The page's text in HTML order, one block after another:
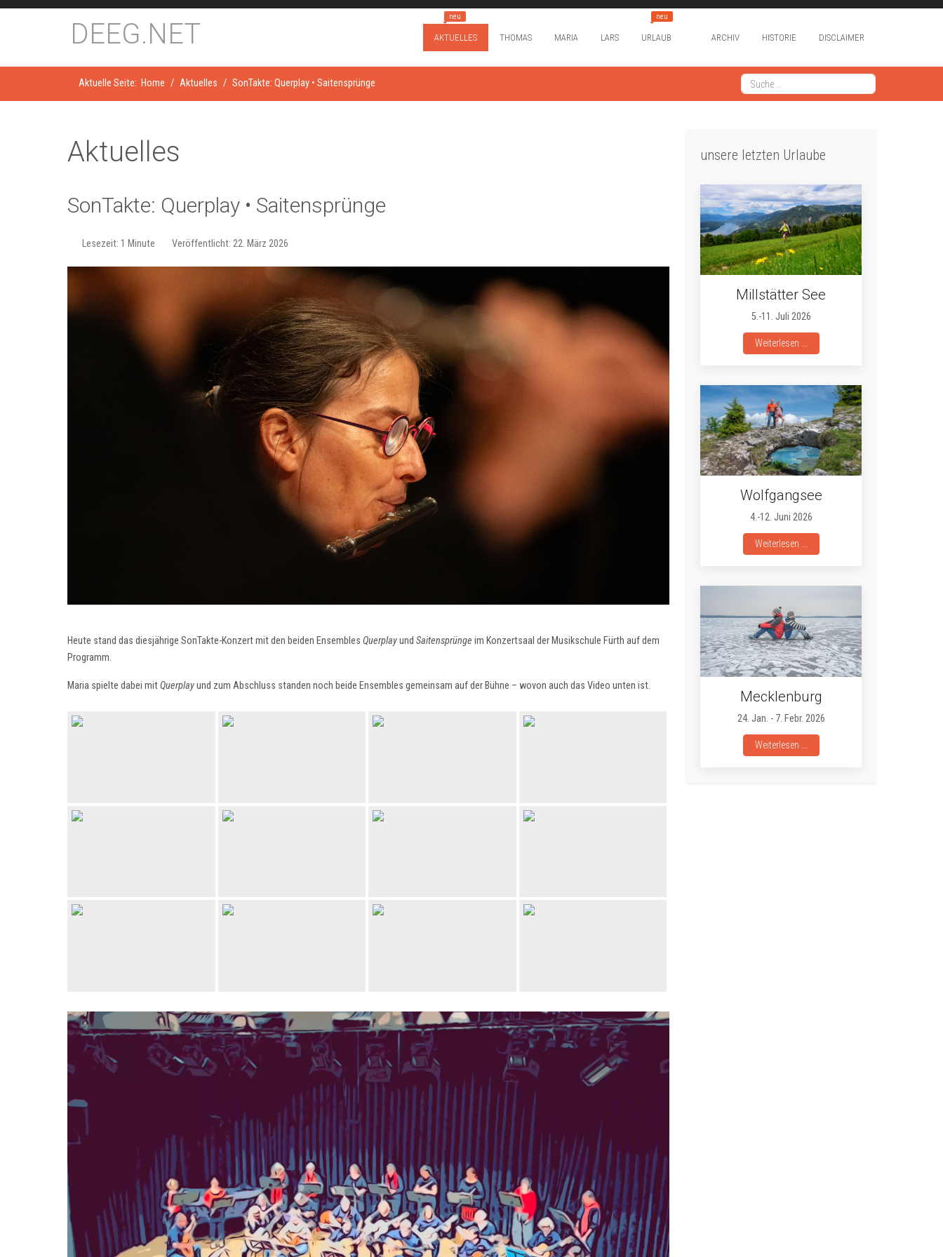
DEEG.NET AKTUELLES
neu
THOMAS MARIA LARS URLAUB
neu
ARCHIV HISTORIE DISCLAIMER
Aktuelle Seite: Home Aktuelles SonTakte: Quer­play • Sai­ten­sprün­ge
Suchen
Type 2 or more characters for results.
Aktuelles
SonTakte: Quer­play • Sai­ten­sprün­ge
Lesezeit: 1 Minute Veröffentlicht: 22. März 2026
Heute stand das diesjährige SonTakte-Konzert mit den beiden Ensembles Querplayund Saitensprünge im Konzertsaal der Musikschule Fürth auf dem
Programm.
Maria spielte dabei mitQuerplayund zum Abschluss standen noch beide Ensembles gemeinsam auf der Bühne – wovon auch das Video unten ist.
unsere letzten Urlaube
Millstätter See
5.-11. Juli 2026
Weiterlesen ...
Wolfgangsee
4.-12. Juni 2026
Weiterlesen ...
Mecklenburg
24. Jan. - 7. Febr. 2026
Weiterlesen ...